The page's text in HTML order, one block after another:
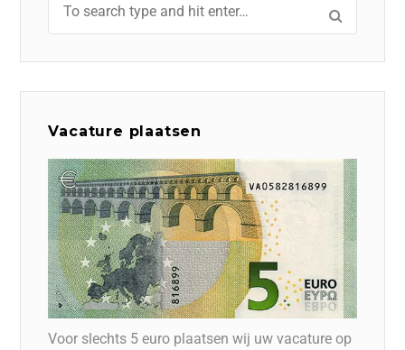
Vacature plaatsen
Voor slechts 5 euro plaatsen wij uw vacature op